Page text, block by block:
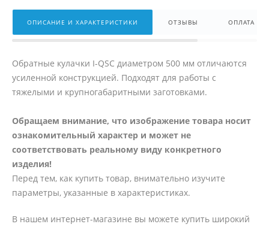
ОПИСАНИЕ И ХАРАКТЕРИСТИКИ ОТЗЫВЫ ОПЛАТА
Обратные кулачки I-QSC диаметром 500 мм отличаются
усиленной конструкцией. Подходят для работы с
тяжелыми и крупногабаритными заготовками.
Обращаем внимание, что изображение товара носит
ознакомительный характер и может не
соответствовать реальному виду конкретного
изделия!
Перед тем, как купить товар, внимательно изучите
параметры, указанные в характеристиках.
В нашем интернет-магазине вы можете купить широкий